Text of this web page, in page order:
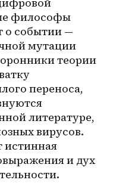
философы
событии —
мутации
теории
переноса,
литературе,
вирусов.
истинная
и дух